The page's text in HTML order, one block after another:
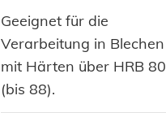
Geeignet für die
Verarbeitung in Blechen
mit Härten über HRB 80
(bis 88).